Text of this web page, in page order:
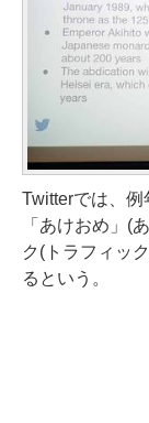
Twitterでは、
「あけおめ」(
ク(トラフィッ
るという。